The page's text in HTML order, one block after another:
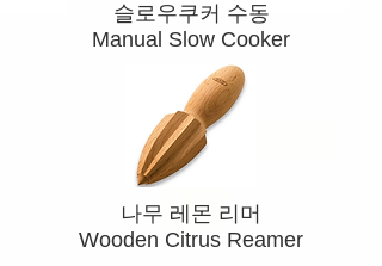
​슬로우쿠커 수동
Manual Slow Cooker
​나무 레몬 리머
Wooden Citrus Reamer